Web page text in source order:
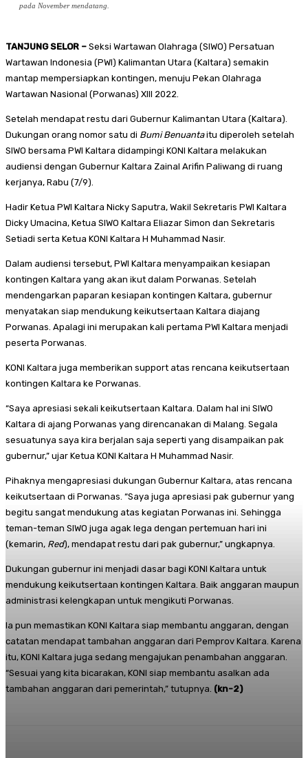
pada November mendatang.
TANJUNG SELOR – Seksi Wartawan Olahraga (SIWO) Persatuan
Wartawan Indonesia (PWI) Kalimantan Utara (Kaltara) semakin
mantap mempersiapkan kontingen, menuju Pekan Olahraga
Wartawan Nasional (Porwanas) XIII 2022.
Setelah mendapat restu dari Gubernur Kalimantan Utara (Kaltara).
Dukungan orang nomor satu di Bumi Benuantaitu diperoleh setelah
SIWO bersama PWI Kaltara didampingi KONI Kaltara melakukan
audiensi dengan Gubernur Kaltara Zainal Arifin Paliwang di ruang
kerjanya, Rabu (7/9).
Hadir Ketua PWI Kaltara Nicky Saputra, Wakil Sekretaris PWI Kaltara
Dicky Umacina, Ketua SIWO Kaltara Eliazar Simon dan Sekretaris
Setiadi serta Ketua KONI Kaltara H Muhammad Nasir.
Dalam audiensi tersebut, PWI Kaltara menyampaikan kesiapan
kontingen Kaltara yang akan ikut dalam Porwanas. Setelah
mendengarkan paparan kesiapan kontingen Kaltara, gubernur
menyatakan siap mendukung keikutsertaan Kaltara diajang
Porwanas. Apalagi ini merupakan kali pertama PWI Kaltara menjadi
peserta Porwanas.
KONI Kaltara juga memberikan support atas rencana keikutsertaan
kontingen Kaltara ke Porwanas.
“Saya apresiasi sekali keikutsertaan Kaltara. Dalam hal ini SIWO
Kaltara di ajang Porwanas yang direncanakan di Malang. Segala
sesuatunya saya kira berjalan saja seperti yang disampaikan pak
gubernur,” ujar Ketua KONI Kaltara H Muhammad Nasir.
Pihaknya mengapresiasi dukungan Gubernur Kaltara, atas rencana
keikutsertaan di Porwanas. “Saya juga apresiasi pak gubernur yang
begitu sangat mendukung atas kegiatan Porwanas ini. Sehingga
teman-teman SIWO juga agak lega dengan pertemuan hari ini
(kemarin, Red), mendapat restu dari pak gubernur,” ungkapnya.
Dukungan gubernur ini menjadi dasar bagi KONI Kaltara untuk
mendukung keikutsertaan kontingen Kaltara. Baik anggaran maupun
administrasi kelengkapan untuk mengikuti Porwanas.
Ia pun memastikan KONI Kaltara siap membantu anggaran, dengan
catatan mendapat tambahan anggaran dari Pemprov Kaltara. Karena
itu, KONI Kaltara juga sedang mengajukan penambahan anggaran.
“Sesuai yang kita bicarakan, KONI siap membantu asalkan ada
tambahan anggaran dari pemerintah,” tutupnya. (kn-2)